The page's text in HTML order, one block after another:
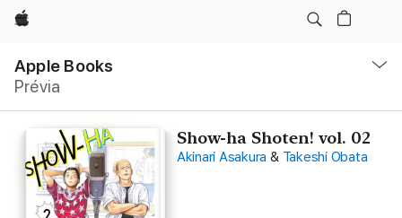
Apple
Apple Books
Prévia
Nav
Abrir
menu
Show-ha Shoten! vol. 02
Akinari Asakura & Takeshi Obata